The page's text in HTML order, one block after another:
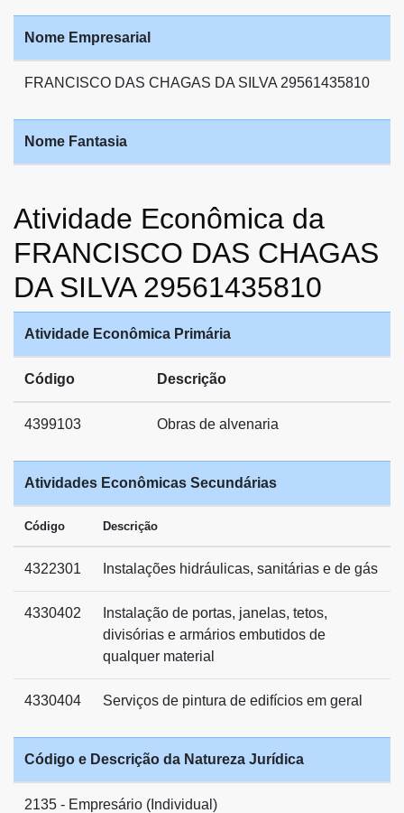
Nome Empresarial
FRANCISCO DAS CHAGAS DA SILVA 29561435810
Nome Fantasia
Atividade Econômica da
FRANCISCO DAS CHAGAS
DA SILVA 29561435810
Atividade Econômica Primária
Código Descrição
4399103 Obras de alvenaria
Atividades Econômicas Secundárias
Código Descrição
4322301 Instalações hidráulicas, sanitárias e de gás
4330402
Instalação de portas, janelas, tetos,
divisórias e armários embutidos de
qualquer material
4330404 Serviços de pintura de edifícios em geral
Código e Descrição da Natureza Jurídica
2135 - Empresário (Individual)